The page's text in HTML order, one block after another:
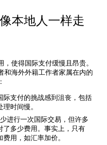
本地人一样走
使得国际支付缓慢且昂贵。
和海外外籍工作者家属在内的
际支付的挑战感到沮丧，包括
时间慢。
进行一次国际交易，但许多
了多少费用。事实上，只有
用，如汇率加价。